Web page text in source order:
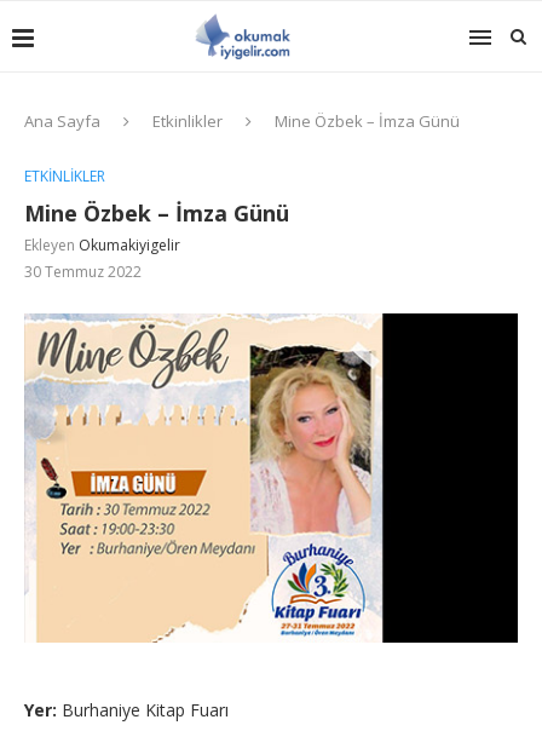
Ana Sayfa Etkinlikler Mine Özbek – İmza Günü
ETKINLIKLER
Mine Özbek – İmza Günü
Ekleyen Okumakiyigelir
30 Temmuz 2022
Yer: Burhaniye Kitap Fuarı